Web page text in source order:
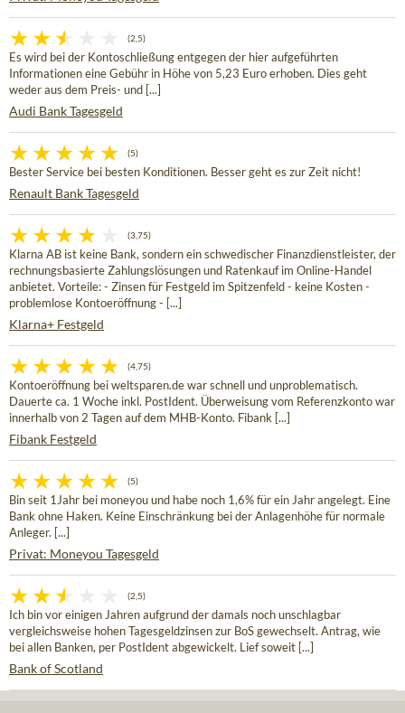
(2,5)
Es wird bei der Kontoschließung entgegen der hier aufgeführten
Informationen eine Gebühr in Höhe von 5,23 Euro erhoben. Dies geht
weder aus dem Preis- und [...]
Audi Bank Tagesgeld
(5)
Bester Service bei besten Konditionen. Besser geht es zur Zeit nicht!
Renault Bank Tagesgeld
(3,75)
Klarna AB ist keine Bank, sondern ein schwedischer Finanzdienstleister, der
rechnungsbasierte Zahlungslösungen und Ratenkauf im Online-Handel
anbietet. Vorteile: - Zinsen für Festgeld im Spitzenfeld - keine Kosten -
problemlose Kontoeröffnung - [...]
Klarna+ Festgeld
(4,75)
Kontoeröffnung bei weltsparen.de war schnell und unproblematisch.
Dauerte ca. 1 Woche inkl. PostIdent. Überweisung vom Referenzkonto war
innerhalb von 2 Tagen auf dem MHB-Konto. Fibank [...]
Fibank Festgeld
(5)
Bin seit 1Jahr bei moneyou und habe noch 1,6% für ein Jahr angelegt. Eine
Bank ohne Haken. Keine Einschränkung bei der Anlagenhöhe für normale
Anleger. [...]
Privat: Moneyou Tagesgeld
(2,5)
Ich bin vor einigen Jahren aufgrund der damals noch unschlagbar
vergleichsweise hohen Tagesgeldzinsen zur BoS gewechselt. Antrag, wie
bei allen Banken, per PostIdent abgewickelt. Lief soweit [...]
Bank of Scotland